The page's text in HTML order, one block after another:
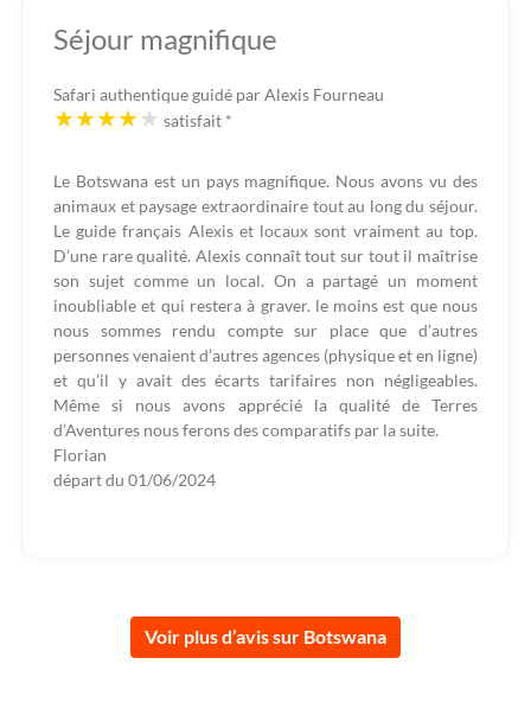
Séjour magnifique
Safari authentique guidé par Alexis Fourneau
satisfait *
Le Botswana est un pays magnifique. Nous avons vu des
animaux et paysage extraordinaire tout au long du séjour.
Le guide français Alexis et locaux sont vraiment au top.
D’une rare qualité. Alexis connaît tout sur tout il maîtrise
son sujet comme un local. On a partagé un moment
inoubliable et qui restera à graver. le moins est que nous
nous sommes rendu compte sur place que d’autres
personnes venaient d’autres agences (physique et en ligne)
et qu’il y avait des écarts tarifaires non négligeables.
Même si nous avons apprécié la qualité de Terres
d’Aventures nous ferons des comparatifs par la suite.
Florian
départ du 01/06/2024
Voir plus d’avis sur Botswana